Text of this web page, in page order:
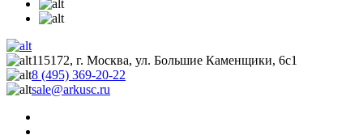
115172, г. Москва, ул. Большие Каменщики, 6с1
8 (495) 369-20-22
sale@arkusc.ru